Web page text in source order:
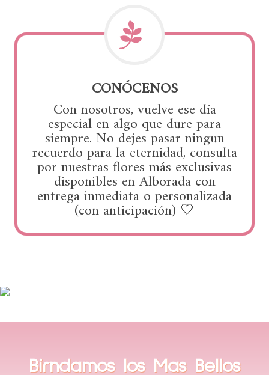
CONÓCENOS
Con nosotros, vuelve ese día
especial en algo que dure para
siempre. No dejes pasar ningun
recuerdo para la eternidad, consulta
por nuestras flores más exclusivas
disponibles en Alborada con
entrega inmediata o personalizada
(con anticipación) 🤍
Birndamos los Mas Bellos